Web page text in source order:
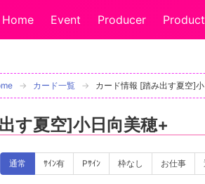
Home Event Producer
カード一覧 カード情報 [踏み出す夏空]
す夏空]小日向美穂+
通常 ｻｲﾝ有 Pｻｲﾝ 枠なし お仕事